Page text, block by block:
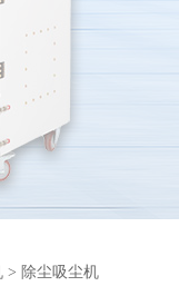
> 除尘吸尘机